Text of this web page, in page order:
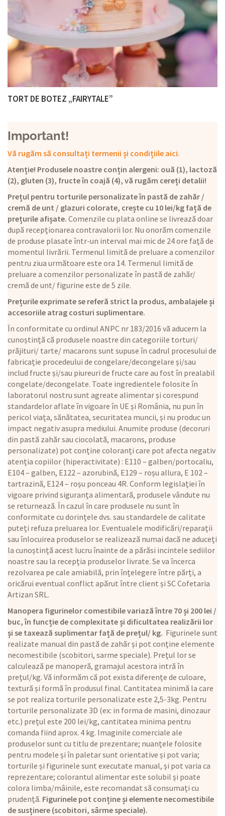
TORT DE BOTEZ „FAIRYTALE”
Important!
Vă rugăm să consultați termenii și condițiile aici.
Atenție! Produsele noastre conțin alergeni: ouă (1), lactoză
(2), gluten (3), fructe în coajă (4), vă rugăm cereți detalii!
Prețul pentru torturile personalizate în pastă de zahăr /
cremă de unt / glazuri colorate, crește cu 10 lei/kg față de
prețurile afișate. Comenzile cu plata online se livrează doar
după recepționarea contravalorii lor. Nu onorăm comenzile
de produse plasate într-un interval mai mic de 24 ore față de
momentul livrării. Termenul limită de preluare a comenzilor
pentru ziua următoare este ora 14. Termenul limită de
preluare a comenzilor personalizate în pastă de zahăr/
cremă de unt/ figurine este de 5 zile.
Prețurile exprimate se referă strict la produs, ambalajele și
accesoriile atrag costuri suplimentare.
În conformitate cu ordinul ANPC nr 183/2016 vă aducem la
cunoștință că produsele noastre din categoriile torturi/
prăjituri/ tarte/ macarons sunt supuse în cadrul procesului de
fabricație procedeului de congelare/decongelare și/sau
includ fructe și/sau piureuri de fructe care au fost în prealabil
congelate/decongelate. Toate ingredientele folosite în
laboratorul nostru sunt agreate alimentar și corespund
standardelor aflate în vigoare în UE și România, nu pun în
pericol viața, sănătatea, securitatea muncii, și nu produc un
impact negativ asupra mediului. Anumite produse (decoruri
din pastă zahăr sau ciocolată, macarons, produse
personalizate) pot conține coloranți care pot afecta negativ
atenția copiilor (hiperactivitate) : E110 – galben/portocaliu,
E104 – galben, E122 – azorubină, E129 – roșu allura, E 102 –
tartrazină, E124 – roșu ponceau 4R. Conform legislației în
vigoare privind siguranța alimentară, produsele vândute nu
se returnează. În cazul în care produsele nu sunt în
conformitate cu dorințele dvs. sau standardele de calitate
puteți refuza preluarea lor. Eventualele modificări/reparații
sau înlocuirea produselor se realizează numai dacă ne aduceți
la cunoștință acest lucru înainte de a părăsi incintele sediilor
noastre sau la recepția produselor livrate. Se va încerca
rezolvarea pe cale amiabilă, prin înțelegere între părți, a
oricărui eventual conflict apărut între client și SC Cofetaria
Artizan SRL.
Manopera figurinelor comestibile variază între 70 și 200 lei /
buc, în funcție de complexitate și dificultatea realizării lor
și se taxează suplimentar față de prețul/ kg. Figurinele sunt
realizate manual din pastă de zahăr și pot conține elemente
necomestibile (scobitori, sarme speciale). Prețul lor se
calculează pe manoperă, gramajul acestora intră în
prețul/kg. Vă informăm că pot exista diferențe de culoare,
textură și formă în produsul final. Cantitatea minimă la care
se pot realiza torturile personalizate este 2,5-3kg. Pentru
torturile personalizate 3D (ex: in forma de masini, dinozaur
etc.) prețul este 200 lei/kg, cantitatea minima pentru
comanda fiind aprox. 4 kg. Imaginile comerciale ale
produselor sunt cu titlu de prezentare; nuanțele folosite
pentru modele și în paletar sunt orientative și pot varia;
torturile și figurinele sunt executate manual, și pot varia ca
reprezentare; colorantul alimentar este solubil și poate
colora limba/mâinile, este recomandat să consumați cu
prudență. Figurinele pot conține și elemente necomestibile
de susținere (scobitori, sârme speciale).